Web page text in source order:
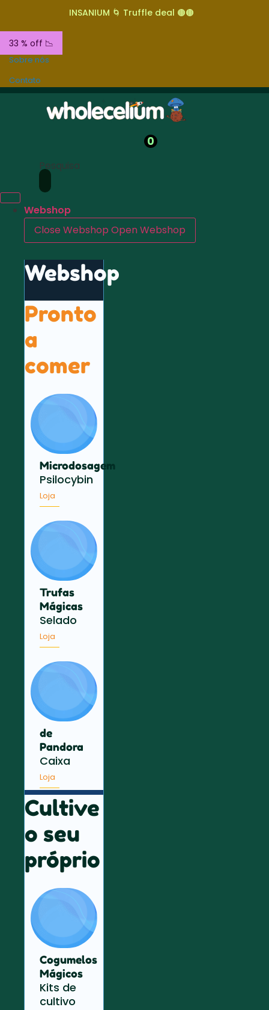
INSANIUM 🌀 Truffle deal 🟤🟤
33 % off 📉
Sobre nós
Contato
0
Pesquisa
Webshop
Close Webshop Open Webshop
Webshop
Pronto
a
comer
Microdosagem
Psilocybin
Loja
Trufas
Mágicas
Selado
Loja
de
Pandora
Caixa
Loja
Cultive
o seu
próprio
Cogumelos
Mágicos
Kits de
cultivo